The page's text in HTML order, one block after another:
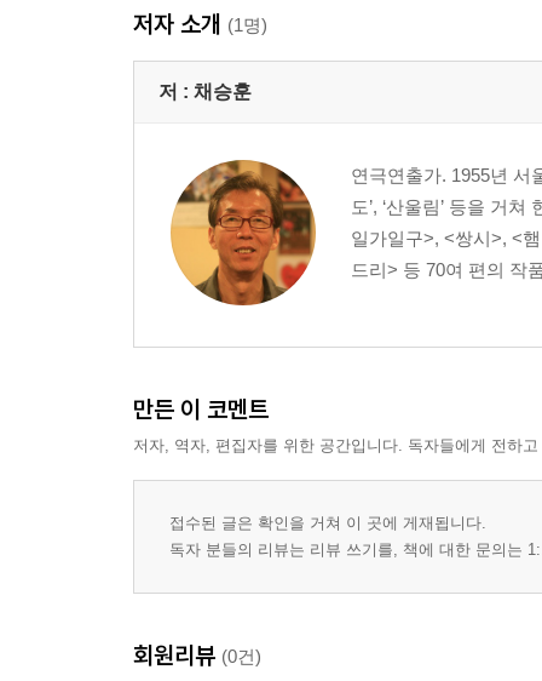
저자 소개 (1명)
저 : 채승훈
연극연출가. 1955년 서
도’, ‘산울림’ 등을 거
일가일구>, <쌍시>, <
드리> 등 70여 편의 작
만든 이 코멘트
저자, 역자, 편집자를 위한 공간입니다. 독자들에게 전하
접수된 글은 확인을 거쳐 이 곳에 게재됩니다.
독자 분들의 리뷰는 리뷰 쓰기를, 책에 대한 문의는
회원리뷰 (0건)